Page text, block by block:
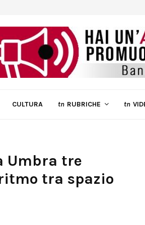
CULTURA tn RUBRICHE tn
Umbra tre
tra spazio